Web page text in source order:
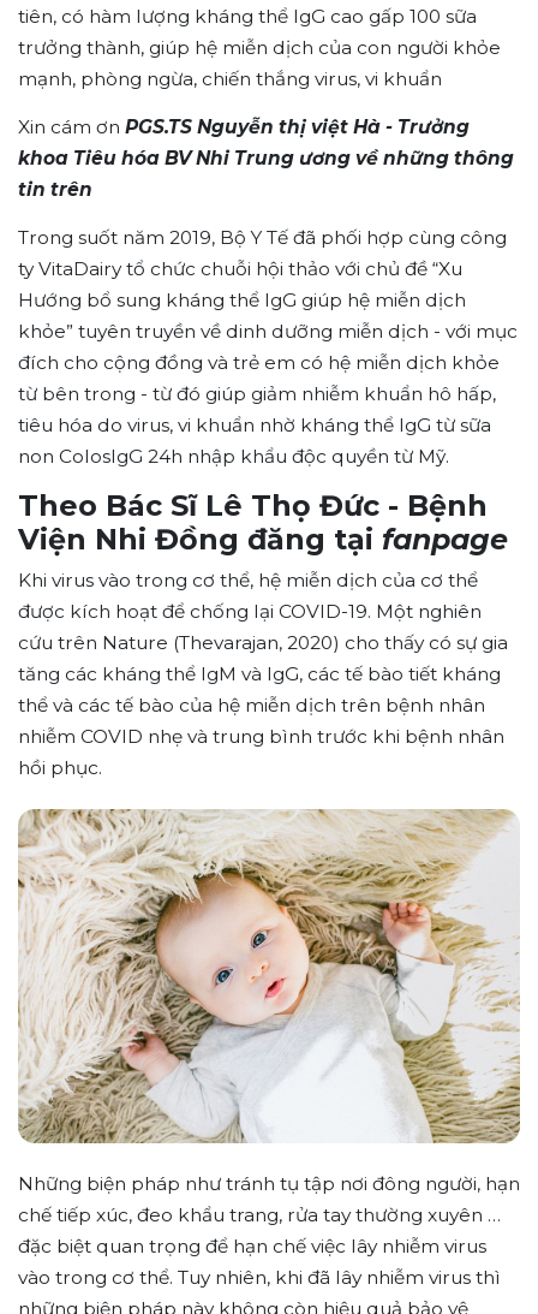
tiên, có hàm lượng kháng thể IgG cao gấp 100 sữa
trưởng thành, giúp hệ miễn dịch của con người khỏe
mạnh, phòng ngừa, chiến thắng virus, vi khuẩn
Xin cám ơn PGS.TS Nguyễn thị việt Hà - Trưởng
khoa Tiêu hóa BV Nhi Trung ương về những thông
tin trên
Trong suốt năm 2019, Bộ Y Tế đã phối hợp cùng công
ty VitaDairy tổ chức chuỗi hội thảo với chủ đề “Xu
Hướng bổ sung kháng thể IgG giúp hệ miễn dịch
khỏe” tuyên truyền về dinh dưỡng miễn dịch - với mục
đích cho cộng đồng và trẻ em có hệ miễn dịch khỏe
từ bên trong - từ đó giúp giảm nhiễm khuẩn hô hấp,
tiêu hóa do virus, vi khuẩn nhờ kháng thể IgG từ sữa
non ColosIgG 24h nhập khẩu độc quyền từ Mỹ.
Theo Bác Sĩ Lê Thọ Đức - Bệnh
Viện Nhi Đồng đăng tại fanpage
Khi virus vào trong cơ thể, hệ miễn dịch của cơ thể
được kích hoạt để chống lại COVID-19. Một nghiên
cứu trên Nature (Thevarajan, 2020) cho thấy có sự gia
tăng các kháng thể IgM và IgG, các tế bào tiết kháng
thể và các tế bào của hệ miễn dịch trên bệnh nhân
nhiễm COVID nhẹ và trung bình trước khi bệnh nhân
hồi phục.
Những biện pháp như tránh tụ tập nơi đông người, hạn
chế tiếp xúc, đeo khẩu trang, rửa tay thường xuyên …
đặc biệt quan trọng để hạn chế việc lây nhiễm virus
vào trong cơ thể. Tuy nhiên, khi đã lây nhiễm virus thì
những biện pháp này không còn hiệu quả bảo vệ